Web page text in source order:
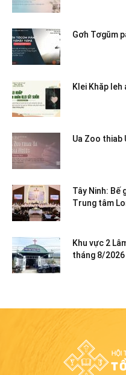
Gơh Tơgŭm
Klei Khăp
Ua Zoo thiab
Tây Ninh: Bế
Trung tâm
Khu vực 2
tháng 8/2026